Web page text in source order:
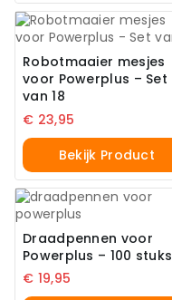
Robotmaaier mesjes
voor Powerplus – Set
van 18
€ 23,95
Bekijk Product
Draadpennen voor
Powerplus – 100 stuks
€ 19,95